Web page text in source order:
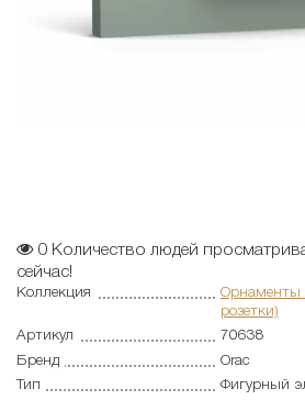
0 Количество людей
сейчас!
Коллекция
Орнаменты
розетки)
Артикул
70638
Бренд
Orac
Тип
Фигурный